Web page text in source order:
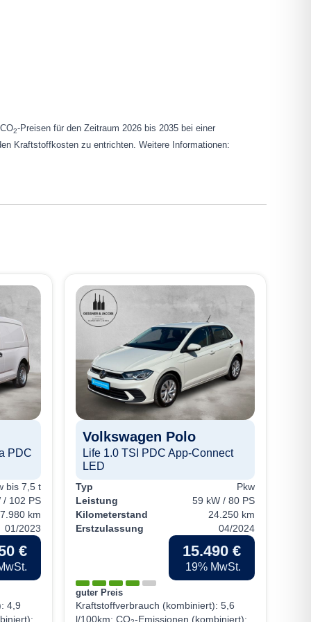
2-Preisen für den Zeitraum 2026 bis 2035 bei einer
Kraftstoffkosten zu entrichten. Weitere Informationen:
PDC
bis 7,5 t
/ 102 PS
km
01/2023
€
4,9
Volkswagen Polo
Life 1.0 TSI PDC App-Connect
LED
Typ
Pkw
Leistung
59 kW / 80 PS
Kilometerstand
24.250 km
Erstzulassung
04/2024
15.490 €
19% MwSt.
guter Preis
Kraftstoffverbrauch (kombiniert): 5,6
l/100km; CO -Emissionen (kombiniert):